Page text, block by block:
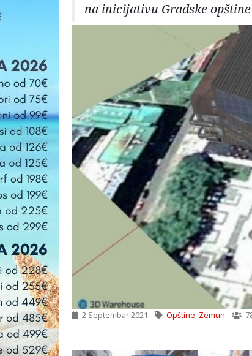
na inicijativu Gradske
2 Septembar 2021 Opštine, Zemun